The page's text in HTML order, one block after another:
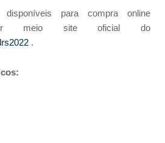
para compra online
por meio site oficial do
.